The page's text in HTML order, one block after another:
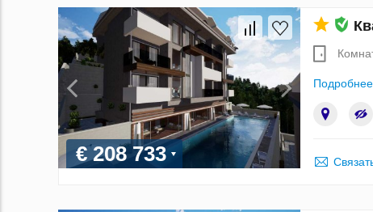
€ 208 733
Подробнее